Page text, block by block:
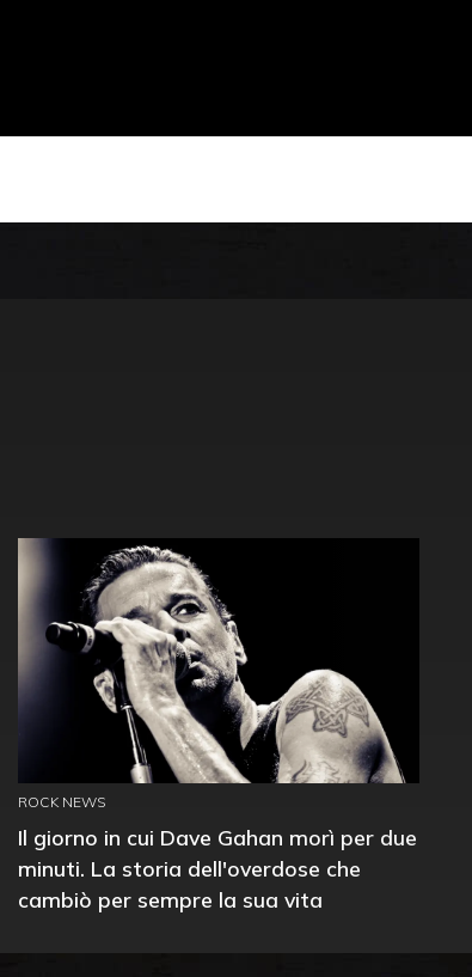
ROCK NEWS
Il giorno in cui Dave Gahan morì per due
minuti. La storia dell'overdose che
cambiò per sempre la sua vita